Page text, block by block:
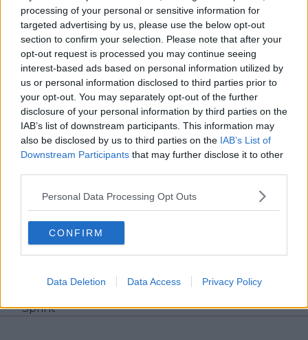
processing of your personal or sensitive information for
targeted advertising by us, please use the below opt-out
section to confirm your selection. Please note that after your
opt-out request is processed you may continue seeing
interest-based ads based on personal information utilized by
us or personal information disclosed to third parties prior to
your opt-out. You may separately opt-out of the further
disclosure of your personal information by third parties on the
IAB’s list of downstream participants. This information may
also be disclosed by us to third parties on the IAB’s List of
Downstream Participants that may further disclose it to other
Personal Data Processing Opt Outs
CONFIRM
Data Deletion Data Access Privacy Policy
seiner Berichterstattung legt er großen Wert auf
sorgfältige Quellenprüfung, präzise Einordnung und
aktualisiert Inhalte, sobald neue, gesicherte
Informationen vorliegen.
Beiträge des Autors ansehen
Vorheriger Artikel
Ergebnisse Binche -
Chimay - Binche 2025
| Jordi Meeus gewinnt
Rennen im
Sprint
Nächster Artikel
Prognose Gran
Isaac del Toro Sieg